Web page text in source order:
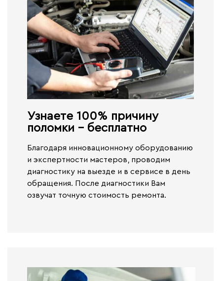
Узнаете 100% причину
поломки - бесплатно​
Благодаря инновационному оборудованию
и экспертности мастеров, проводим
диагностику на выезде и в сервисе в день
обращения. После диагностики Вам
озвучат точную стоимость ремонта.